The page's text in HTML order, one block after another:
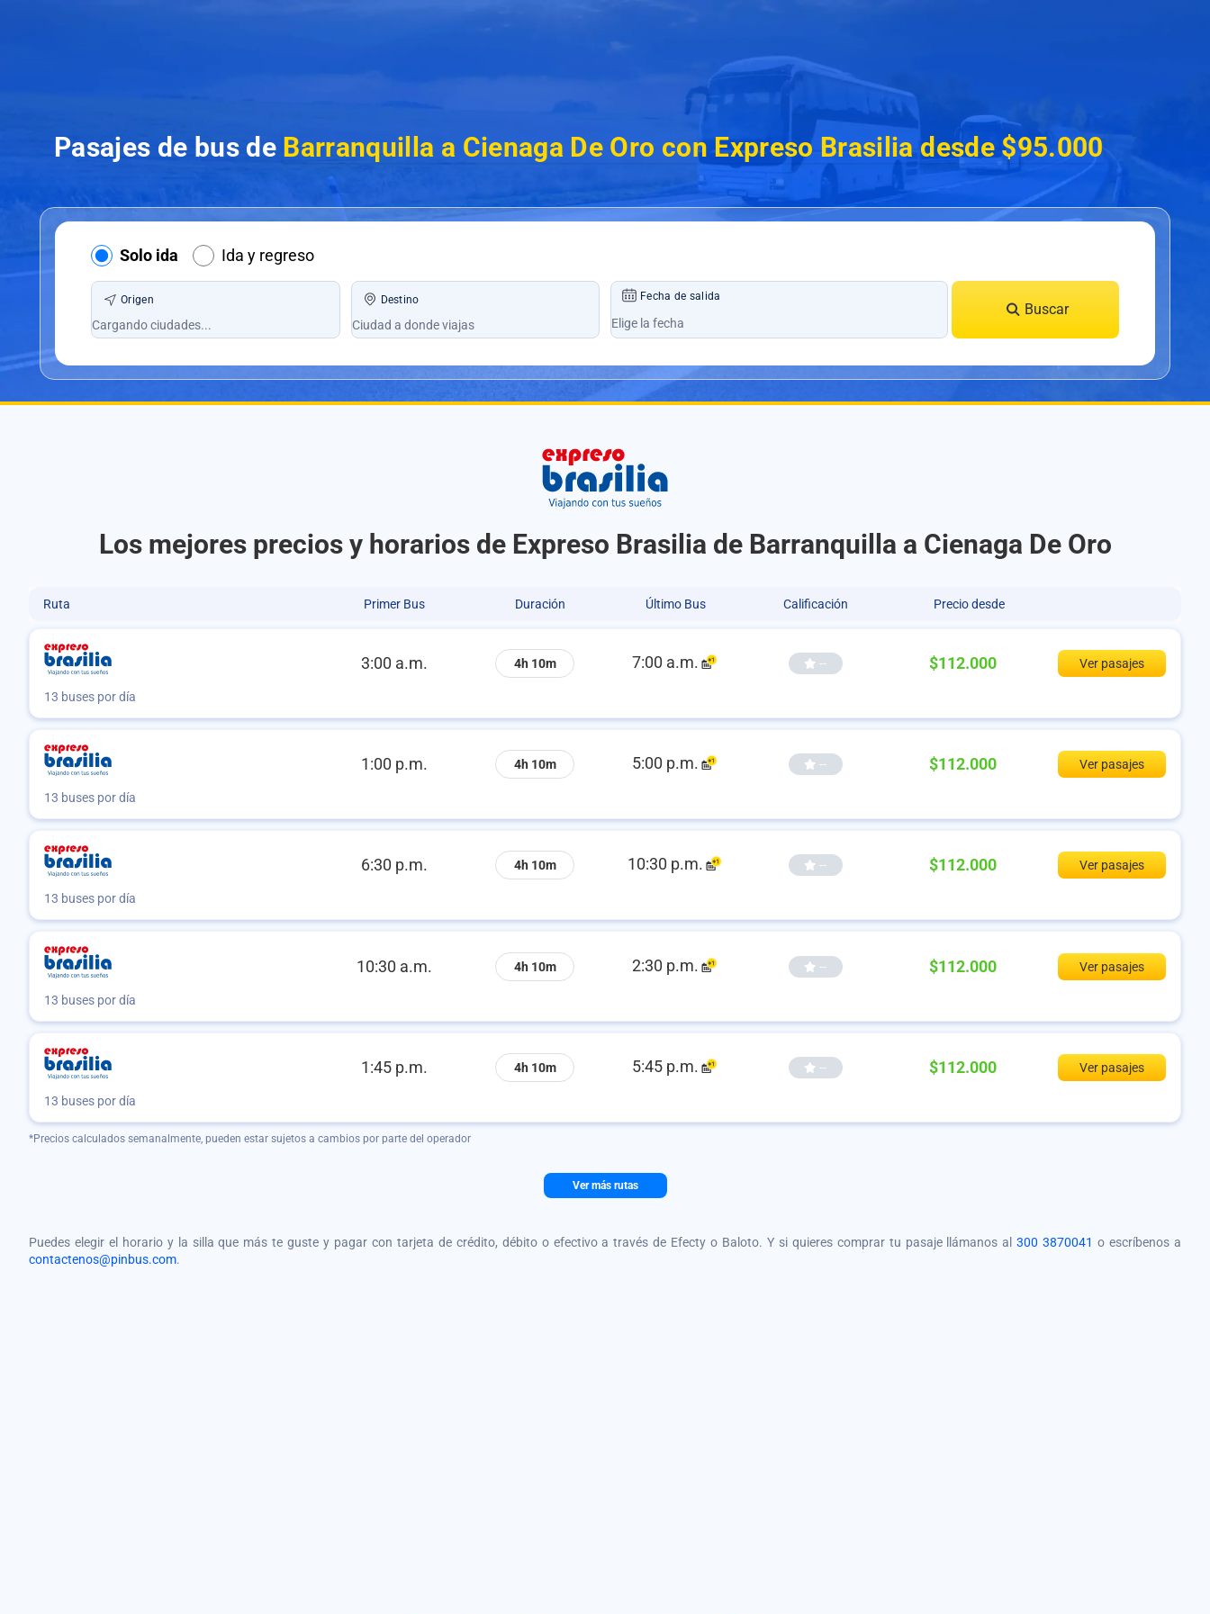
Pasajes de bus de Barranquilla a Cienaga De Oro con Expreso Brasilia desde $95.000
Solo ida Ida y regreso
Origen Destino Fecha de salida
Buscar
Los mejores precios y horarios de Expreso Brasilia de Barranquilla a Cienaga De Oro
Ruta Primer Bus Duración Último Bus Calificación Precio desde
3:00 a.m. 4h 10m 7:00 a.m. -- $112.000 Ver pasajes
13 buses por día
1:00 p.m. 4h 10m 5:00 p.m. -- $112.000 Ver pasajes
13 buses por día
6:30 p.m. 4h 10m 10:30 p.m. -- $112.000 Ver pasajes
13 buses por día
10:30 a.m. 4h 10m 2:30 p.m. -- $112.000 Ver pasajes
13 buses por día
1:45 p.m. 4h 10m 5:45 p.m. -- $112.000 Ver pasajes
13 buses por día
*Precios calculados semanalmente, pueden estar sujetos a cambios por parte del operador
Ver más rutas
Puedes elegir el horario y la silla que más te guste y pagar con tarjeta de crédito, débito o efectivo a través de Efecty o Baloto. Y si quieres comprar tu pasaje llámanos al300 3870041 o escríbenos a
contactenos@pinbus.com.